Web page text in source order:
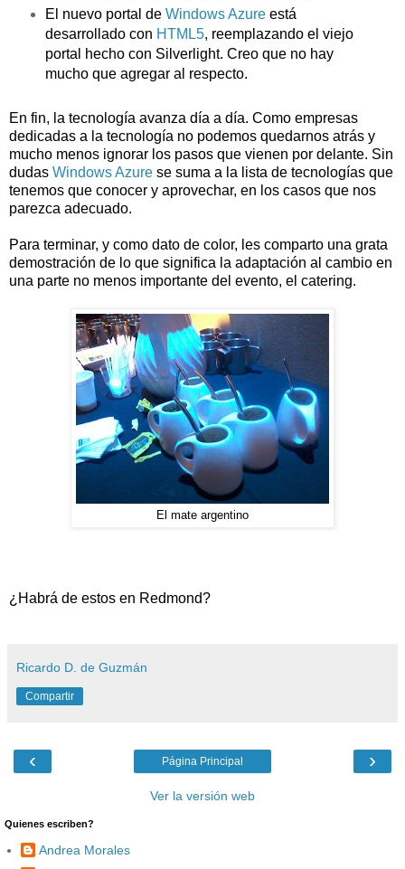
El nuevo portal de Windows Azureestá
desarrollado con HTML5, reemplazando el viejo
portal hecho con Silverlight. Creo que no hay
mucho que agregar al respecto.
En fin, la tecnología avanza día a día. Como empresas
dedicadas a la tecnología no podemos quedarnos atrás y
mucho menos ignorar los pasos que vienen por delante. Sin
dudas Windows Azure se suma a la lista de tecnologías que
tenemos que conocer y aprovechar, en los casos que nos
parezca adecuado.
Para terminar, y como dato de color, les comparto una grata
demostración de lo que significa la adaptación al cambio en
una parte no menos importante del evento, el catering.
El mate argentino
¿Habrá de estos en Redmond?
Ricardo D. de Guzmán
Compartir
‹ ›
Página Principal
Ver la versión web
Quienes escriben?
Andrea Morales